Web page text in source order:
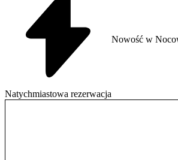
Natychmiastowa rezerwacja
Nowość w